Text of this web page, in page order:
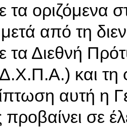
οριζόμενα
από τη
Διεθνή
και τη
αυτή η
προβαίνει σε